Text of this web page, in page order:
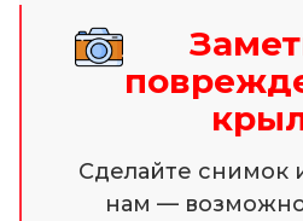
Сделайте снимок
нам —